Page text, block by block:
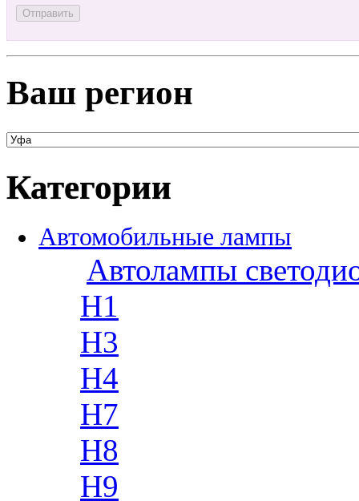
Ваш регион
Категории
Автомобильные лампы
Автолампы
H1
H3
H4
H7
H8
H9